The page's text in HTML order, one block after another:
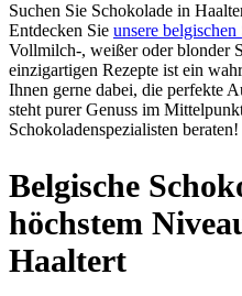
Suchen Sie Schokolade in
Entdecken Sie unsere
Vollmilch-, weißer oder blonder
einzigartigen Rezepte ist ein
Ihnen gerne dabei, die perfekte
steht purer Genuss im
Schokoladenspezialisten beraten!
Belgische
höchstem
Haaltert